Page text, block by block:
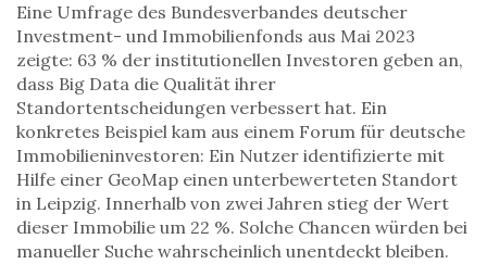
Eine Umfrage des Bundesverbandes deutscher
Investment- und Immobilienfonds aus Mai 2023
zeigte: 63 % der institutionellen Investoren geben an,
dass Big Data die Qualität ihrer
Standortentscheidungen verbessert hat. Ein
konkretes Beispiel kam aus einem Forum für deutsche
Immobilieninvestoren: Ein Nutzer identifizierte mit
Hilfe einer GeoMap einen unterbewerteten Standort
in Leipzig. Innerhalb von zwei Jahren stieg der Wert
dieser Immobilie um 22 %. Solche Chancen würden bei
manueller Suche wahrscheinlich unentdeckt bleiben.